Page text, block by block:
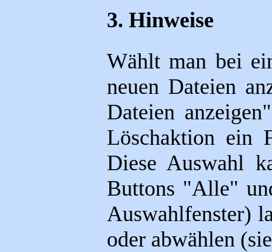
3. Hinweise
Wählt man bei
neuen Dateien
Dateien
Löschaktion ein
Diese Auswahl
Buttons "Alle"
Auswahlfenster)
oder abwählen